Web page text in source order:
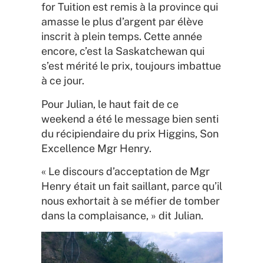
for Tuition est remis à la province qui
amasse le plus d’argent par élève
inscrit à plein temps. Cette année
encore, c’est la Saskatchewan qui
s’est mérité le prix, toujours imbattue
à ce jour.
Pour Julian, le haut fait de ce
weekend a été le message bien senti
du récipiendaire du prix Higgins, Son
Excellence Mgr Henry.
« Le discours d’acceptation de Mgr
Henry était un fait saillant, parce qu’il
nous exhortait à se méfier de tomber
dans la complaisance, » dit Julian.